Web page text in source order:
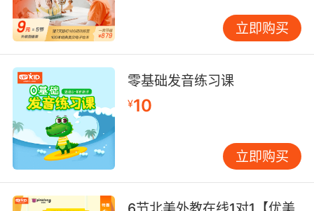
立即购买
零基础发音练习课
¥10
立即购买